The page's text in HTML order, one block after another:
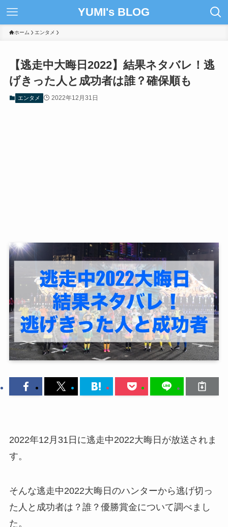
YUMI's BLOG
ホーム エンタメ
【逃走中大晦日2022】結果ネタバレ！逃
げきった人と成功者は誰？確保順も
エンタメ 2022年12月31日
2022年12月31日に逃走中2022大晦日が放送されま
す。
そんな逃走中2022大晦日のハンターから逃げ切っ
た人と成功者は？誰？優勝賞金について調べまし
た。